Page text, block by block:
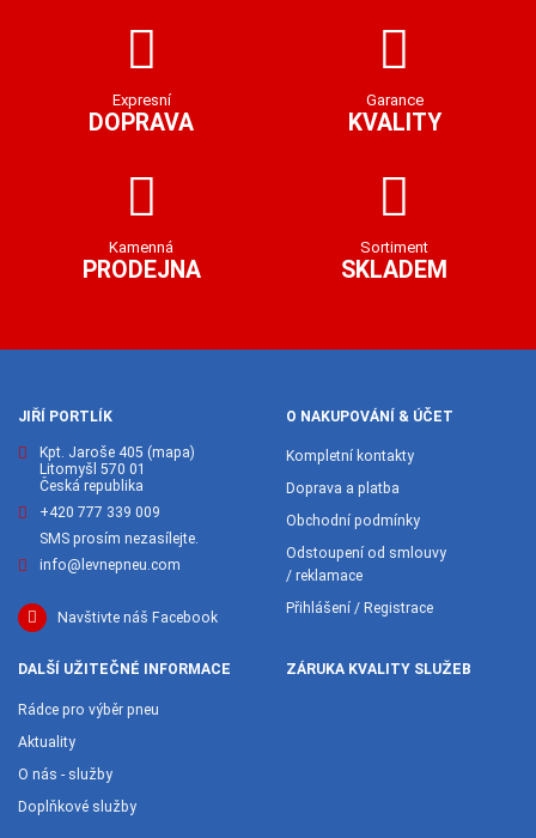
Expresní
DOPRAVA
Garance
KVALITY
Kamenná
PRODEJNA
Sortiment
SKLADEM
JIŘÍ PORTLÍK
Kpt. Jaroše 405 (mapa)
Litomyšl 570 01
Česká republika
+420 777 339 009
SMS prosím nezasílejte.
info@levnepneu.com
Navštivte náš Facebook
O NAKUPOVÁNÍ & ÚČET
Kompletní kontakty
Doprava a platba
Obchodní podmínky
Odstoupení od smlouvy
/ reklamace
Přihlášení / Registrace
DALŠÍ UŽITEČNÉ INFORMACE
Rádce pro výběr pneu
Aktuality
O nás - služby
Doplňkové služby
ZÁRUKA KVALITY SLUŽEB